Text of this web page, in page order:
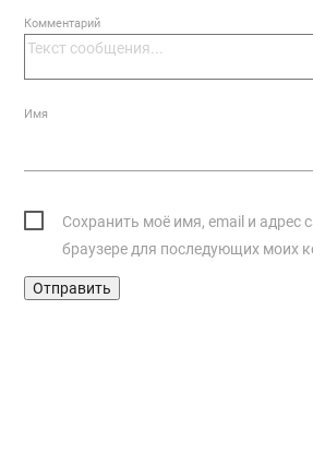
Комментарий
Имя
Сохранить моё имя, email и адрес
браузере для последующих моих